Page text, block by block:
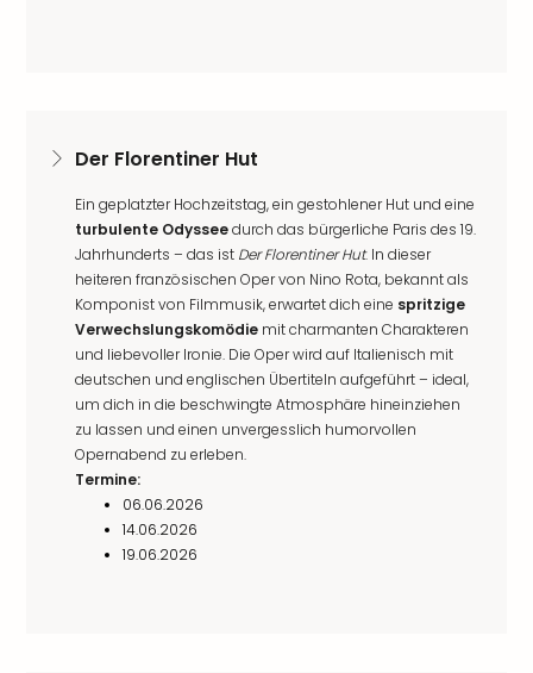
Der Florentiner Hut
Ein geplatzter Hochzeitstag, ein gestohlener Hut und eine
turbulente Odysseedurch das bürgerliche Paris des 19.
Jahrhunderts – das ist Der Florentiner Hut. In dieser
heiteren französischen Oper von Nino Rota, bekannt als
Komponist von Filmmusik, erwartet dich eine spritzige
Verwechslungskomödie mit charmanten Charakteren
und liebevoller Ironie. Die Oper wird auf Italienisch mit
deutschen und englischen Übertiteln aufgeführt – ideal,
um dich in die beschwingte Atmosphäre hineinziehen
zu lassen und einen unvergesslich humorvollen
Opernabend zu erleben.
Termine:
06.06.2026
14.06.2026
19.06.2026